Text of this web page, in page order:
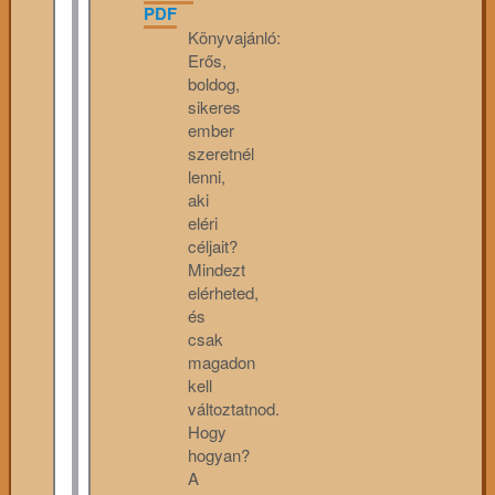
PDF
Könyvajánló:
Erős,
boldog,
sikeres
ember
szeretnél
lenni,
aki
eléri
céljait?
Mindezt
elérheted,
és
csak
magadon
kell
változtatnod.
Hogy
hogyan?
A